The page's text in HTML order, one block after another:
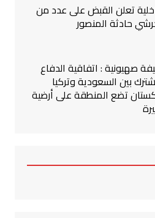
تعلن القبض على عدد من
حادثة المنصور
صهيونية : اتفاقية الدفاع
بين السعودية وتركيا
تضع المنطقة على أرضية